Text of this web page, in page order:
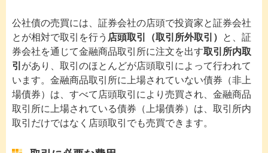
公社債の売買には、証券会社の店頭で投資家と証券会社
とが相対で取引を行う 店頭取引（取引所外取引）
と、証
券会社を通じて金融商品取引所に注文を出す取引所内取
引 があり、取引のほとんどが店頭取引によって行われて
います。金融商品取引所に上場されていない債券（非上
場債券）は、すべて店頭取引により売買され、金融商品
取引所に上場されている債券（上場債券）は、取引所内
取引だけではなく店頭取引でも売買できます。